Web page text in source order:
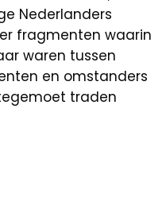
Nederlanders
fragmenten waarin
waren tussen
en omstanders
traden